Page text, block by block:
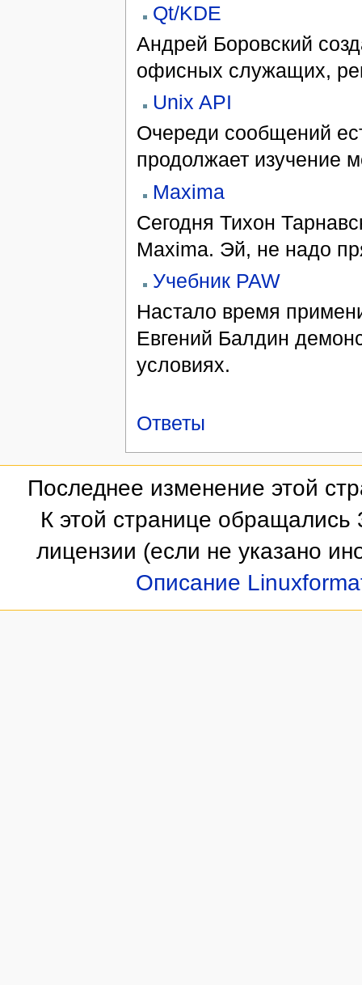
Qt/KDE
Андрей Боровский
офисных служащих,
Unix API
Очереди сообщений
продолжает изучение
Maxima
Сегодня Тихон
Maxima. Эй, не надо
Учебник PAW
Настало время
Евгений Балдин
условиях.
Ответы
Последнее изменение этой
К этой странице обращались
лицензии (если не указано
Описание